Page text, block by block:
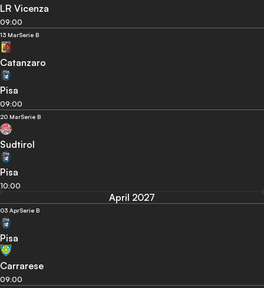
LR Vicenza
09:00
13 MarSerie B
Catanzaro
Pisa
09:00
20 MarSerie B
Sudtirol
Pisa
10:00
April 2027
03 AprSerie B
Pisa
Carrarese
09:00